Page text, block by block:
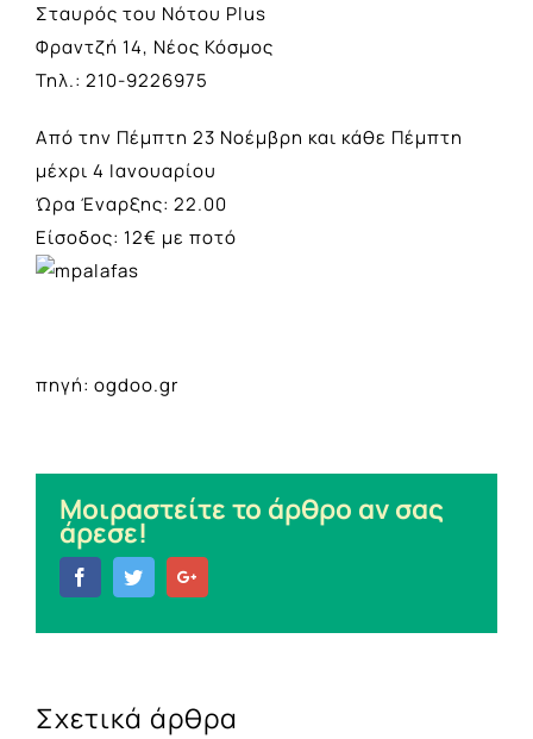
Σταυρός του Νότου Plus
Φραντζή 14, Νέος Κόσμος
Τηλ.: 210-9226975
Από την Πέμπτη 23 Νοέμβρη και κάθε Πέμπτη
μέχρι 4 Ιανουαρίου
Ώρα Έναρξης: 22.00
Είσοδος: 12€ με ποτό
πηγή: ogdoo.gr
Μοιραστείτε το άρθρο αν σας
άρεσε!
FacebookTwitter
Σχετικά άρθρα